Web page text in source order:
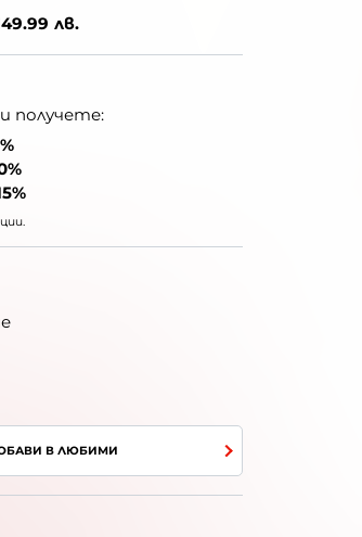
лв.
получете:
В ЛЮБИМИ